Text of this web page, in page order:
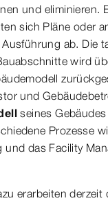
und eliminieren.
sich Pläne oder
ab. Die
wird
und
seines
Prozesse
und das Facility
erarbeiten derzeit